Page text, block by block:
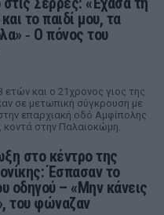
το παιδί μου, τα
‑ Ο πόνος του
ετών και ο 21χρονος γιος της
σε μετωπική σύγκρουση με
επαρχιακή οδό Αμφίπολης
στην Παλαιοκώμη.
στο κέντρο της
Έσπασαν το
οδηγού – «Μην κάνεις
του φώναζαν